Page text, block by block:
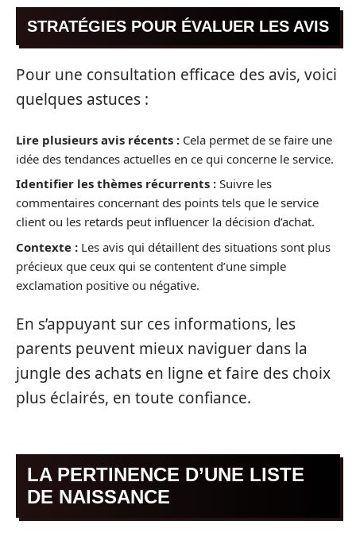
STRATÉGIES POUR ÉVALUER LES AVIS
Pour une consultation efficace des avis, voici
quelques astuces :
Lire plusieurs avis récents : Cela permet de se faire une
idée des tendances actuelles en ce qui concerne le service.
Identifier les thèmes récurrents : Suivre les
commentaires concernant des points tels que le service
client ou les retards peut influencer la décision d’achat.
Contexte : Les avis qui détaillent des situations sont plus
précieux que ceux qui se contentent d’une simple
exclamation positive ou négative.
En s’appuyant sur ces informations, les
parents peuvent mieux naviguer dans la
jungle des achats en ligne et faire des choix
plus éclairés, en toute confiance.
LA PERTINENCE D’UNE LISTE
DE NAISSANCE